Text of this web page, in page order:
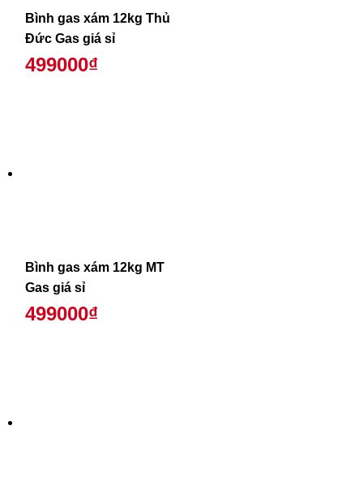
Bình gas xám 12kg Thủ
Đức Gas giá sỉ
499000₫
Bình gas xám 12kg MT
Gas giá sỉ
499000₫